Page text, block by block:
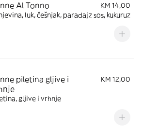
Al Tonno
KM 14,00
luk, češnjak, paradajz sos, kukuruz
piletina gljive i
KM 12,00
gljive i vrhnje